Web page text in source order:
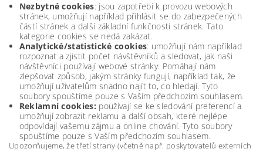
Nezbytné cookies: jsou zapotřebí k provozu webových
stránek, umožňují například přihlásit se do zabezpečených
částí stránek a další základní funkčnosti stránek. Tato
kategorie cookies se nedá zakázat.
Analytické/statistické cookies: umožňují nám například
rozpoznat a zjistit počet návštěvníků a sledovat, jak naši
návštěvníci používají webové stránky. Pomáhají nám
zlepšovat způsob, jakým stránky fungují, například tak, že
umožňují uživatelům snadno najít to, co hledají. Tyto
soubory spouštíme pouze s Vaším předchozím souhlasem.
Reklamní cookies: používají se ke sledování preferencí a
umožňují zobrazit reklamu a další obsah, které nejlépe
odpovídají vašemu zájmu a online chování. Tyto soubory
spouštíme pouze s Vaším předchozím souhlasem.
Upozorňujeme, že třetí strany (včetně např. poskytovatelů externích